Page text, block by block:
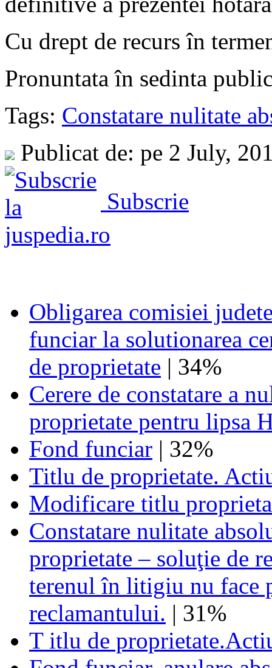
Cu drept de recurs în
Pronuntata în sedinta
Tags: Constatare nulitate
Publicat de: pe 2 July,
Subscrie
Obligarea comisiei
funciar la solutionarea
de proprietate | 34%
Cerere de constatare a
proprietate pentru lipsa
Fond funciar | 32%
Titlu de proprietate.
Modificare titlu
Constatare nulitate
proprietate – soluţie de
terenul în litigiu nu face
reclamantului. | 31%
T itlu de